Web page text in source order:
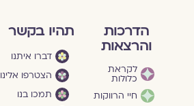
הדרכות
והרצאות
לקראת
כלולות
חיי הרווקות
תהיו בקשר
דברו איתנו
הצטרפו אלינו
תמכו בנו